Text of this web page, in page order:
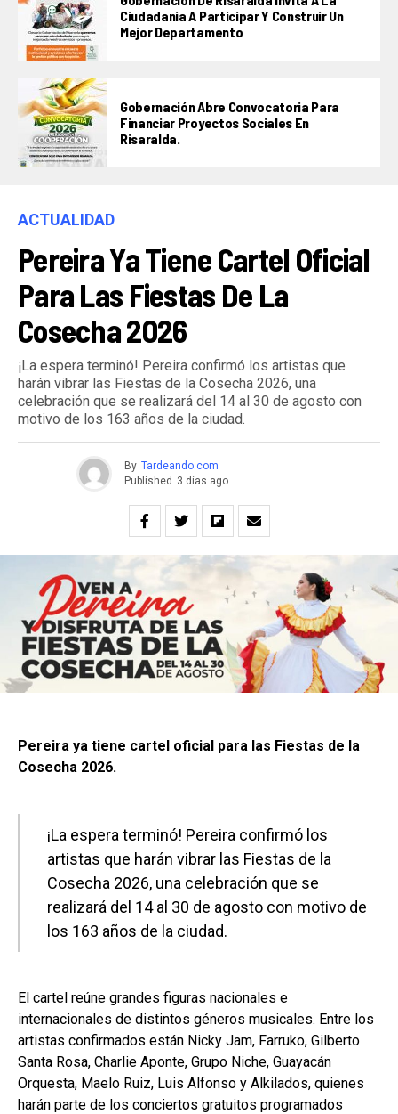
Ciudadanía A Participar Y Construir Un
Mejor Departamento
Gobernación Abre Convocatoria Para
Financiar Proyectos Sociales En
Risaralda.
ACTUALIDAD
Pereira Ya Tiene Cartel Oficial
Para Las Fiestas De La
Cosecha 2026
¡La espera terminó! Pereira confirmó los artistas que
harán vibrar las Fiestas de la Cosecha 2026, una
celebración que se realizará del 14 al 30 de agosto con
motivo de los 163 años de la ciudad.
By Tardeando.com
Published 3 días ago
Pereira ya tiene cartel oficial para las Fiestas de la
Cosecha 2026.
¡La espera terminó! Pereira confirmó los
artistas que harán vibrar las Fiestas de la
Cosecha 2026, una celebración que se
realizará del 14 al 30 de agosto con motivo de
los 163 años de la ciudad.
El cartel reúne grandes figuras nacionales e
internacionales de distintos géneros musicales. Entre los
artistas confirmados están Nicky Jam, Farruko, Gilberto
Santa Rosa, Charlie Aponte, Grupo Niche, Guayacán
Orquesta, Maelo Ruiz, Luis Alfonso y Alkilados, quienes
harán parte de los conciertos gratuitos programados